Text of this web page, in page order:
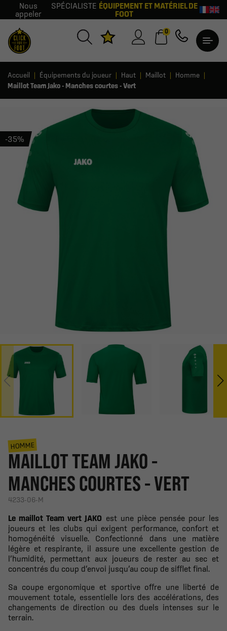
Nous
appeler
SPÉCIALISTE ÉQUIPEMENT ET MATÉRIEL DE
FOOT
0
Accueil Équipements du joueur Haut Maillot
Homme
Maillot Team Jako - Manches courtes - Vert
-35%
HOMME
MAILLOT TEAM JAKO -
MANCHES COURTES - VERT
4233-06-M
Le maillot Team vert JAKO est une pièce pensée pour les
joueurs et les clubs qui exigent performance, confort et
homogénéité visuelle. Confectionné dans une matière
légère et respirante, il assure une excellente gestion de
l’humidité, permettant aux joueurs de rester au sec et
concentrés du coup d’envoi jusqu’au coup de sifflet final.
Sa coupe ergonomique et sportive offre une liberté de
mouvement totale, essentielle lors des accélérations, des
changements de direction ou des duels intenses sur le
terrain.